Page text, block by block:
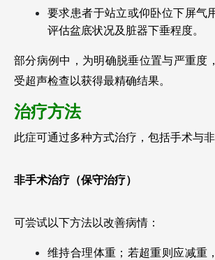
要求患者于站立或仰卧位下屏气
评估盆底状况及脏器下垂程度。
部分病例中，为明确脱垂位置与严重度
受超声检查以获得最精确结果。
治疗方法
此症可通过多种方式治疗，包括手术与非
非手术治疗（保守治疗）
可尝试以下方法以改善病情：
维持合理体重；若超重则应减重